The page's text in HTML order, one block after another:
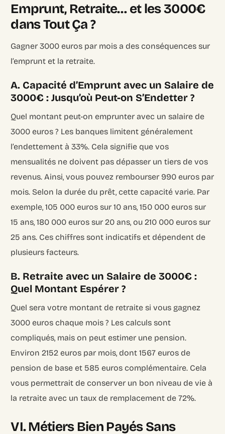
Emprunt, Retraite… et les 3000€
dans Tout Ça ?
Gagner 3000 euros par mois a des conséquences sur
l’emprunt et la retraite.
A. Capacité d’Emprunt avec un Salaire de
3000€ : Jusqu’où Peut-on S’Endetter ?
Quel montant peut-on emprunter avec un salaire de
3000 euros ? Les banques limitent généralement
l’endettement à 33%. Cela signifie que vos
mensualités ne doivent pas dépasser un tiers de vos
revenus. Ainsi, vous pouvez rembourser 990 euros par
mois. Selon la durée du prêt, cette capacité varie. Par
exemple,105 000 euros sur 10 ans, 150 000 euros sur
15 ans, 180 000 euros sur 20 ans, ou 210 000 euros sur
25 ans. Ces chiffres sont indicatifs et dépendent de
plusieurs facteurs.
B. Retraite avec un Salaire de 3000€ :
Quel Montant Espérer ?
Quel sera votre montant de retraite si vous gagnez
3000 euros chaque mois ? Les calculs sont
compliqués, mais on peut estimer une pension.
Environ2152 euros par mois, dont1567 euros de
pension de base et 585 euros complémentaire. Cela
vous permettrait de conserver un bon niveau de vie à
la retraite avec untaux de remplacement de 72%.
VI. Métiers Bien Payés Sans